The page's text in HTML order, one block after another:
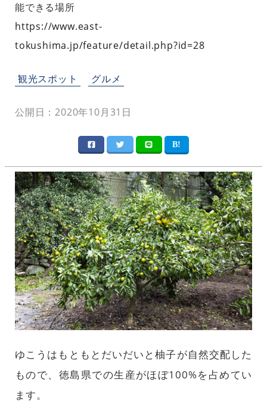
能できる場所
https://www.east-
tokushima.jp/feature/detail.php?id=28
観光スポット グルメ
公開日：2020年10月31日
ゆこうはもともとだいだいと柚子が自然交配した
もので、徳島県での生産がほぼ100%を占めてい
ます。